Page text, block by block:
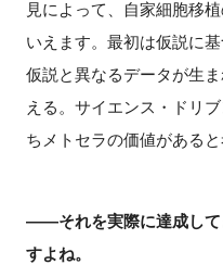
見によって、自家細胞移
いえます。最初は仮説に
仮説と異なるデータが生
える。サイエンス・ドリ
ちメトセラの価値があると
――それを実際に達成して
すよね。